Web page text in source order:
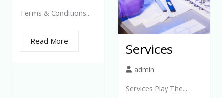
Terms & Conditions...
Read More Services
admin
Services Play The...